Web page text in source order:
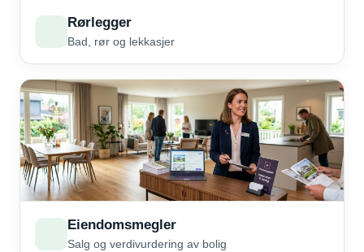
Rørlegger
Bad, rør og lekkasjer
Eiendomsmegler
Salg og verdivurdering av bolig